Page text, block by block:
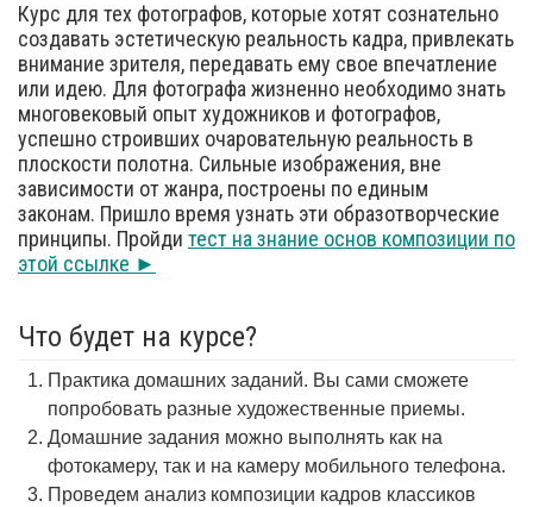
Курс для тех фотографов, которые хотят сознательно
создавать эстетическую реальность кадра, привлекать
внимание зрителя, передавать ему свое впечатление
или идею. Для фотографа жизненно необходимо знать
многовековый опыт художников и фотографов,
успешно строивших очаровательную реальность в
плоскости полотна. Сильные изображения, вне
зависимости от жанра, построены по единым
законам. Пришло время узнать эти образотворческие
принципы. Пройди тест на знание основ композиции по
этой ссылке ►
Что будет на курсе?
Практика домашних заданий. Вы сами сможете
попробовать разные художественные приемы.
Домашние задания можно выполнять как на
фотокамеру, так и на камеру мобильного телефона.
Проведем анализ композиции кадров классиков